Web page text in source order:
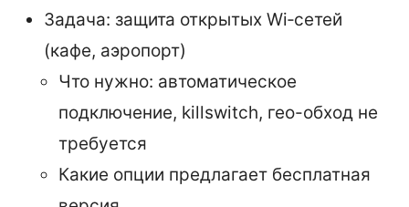
Задача: защита открытых Wi‑сетей
(кафе, аэропорт)
Что нужно: автоматическое
подключение, killswitch, гео-обход не
требуется
Какие опции предлагает бесплатная